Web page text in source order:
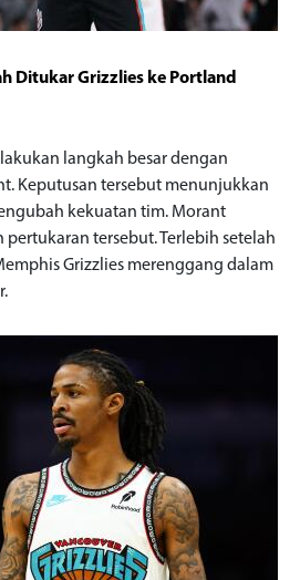
Ditukar Grizzlies ke Portland
langkah besar dengan
Keputusan tersebut menunjukkan
kekuatan tim. Morant
tersebut. Terlebih setelah
Grizzlies merenggang dalam